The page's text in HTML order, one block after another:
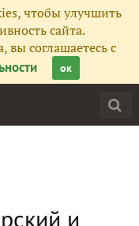
чтобы улучшить
сайта.
вы соглашаетесь с
ок
и